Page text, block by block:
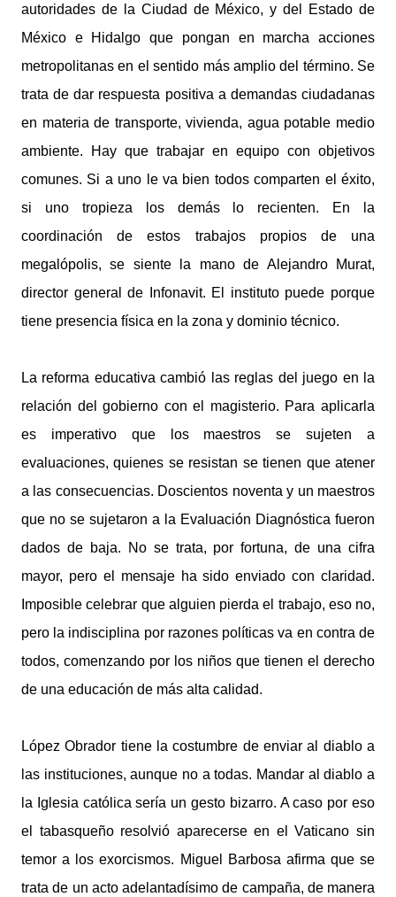
autoridades de la Ciudad de México, y del Estado de
México e Hidalgo que pongan en marcha acciones
metropolitanas en el sentido más amplio del término. Se
trata de dar respuesta positiva a demandas ciudadanas
en materia de transporte, vivienda, agua potable medio
ambiente. Hay que trabajar en equipo con objetivos
comunes. Si a uno le va bien todos comparten el éxito,
si uno tropieza los demás lo recienten. En la
coordinación de estos trabajos propios de una
megalópolis, se siente la mano de Alejandro Murat,
director general de Infonavit. El instituto puede porque
tiene presencia física en la zona y dominio técnico.
La reforma educativa cambió las reglas del juego en la
relación del gobierno con el magisterio. Para aplicarla
es imperativo que los maestros se sujeten a
evaluaciones, quienes se resistan se tienen que atener
a las consecuencias. Doscientos noventa y un maestros
que no se sujetaron a la Evaluación Diagnóstica fueron
dados de baja. No se trata, por fortuna, de una cifra
mayor, pero el mensaje ha sido enviado con claridad.
Imposible celebrar que alguien pierda el trabajo, eso no,
pero la indisciplina por razones políticas va en contra de
todos, comenzando por los niños que tienen el derecho
de una educación de más alta calidad.
López Obrador tiene la costumbre de enviar al diablo a
las instituciones, aunque no a todas. Mandar al diablo a
la Iglesia católica sería un gesto bizarro. A caso por eso
el tabasqueño resolvió aparecerse en el Vaticano sin
temor a los exorcismos. Miguel Barbosa afirma que se
trata de un acto adelantadísimo de campaña, de manera